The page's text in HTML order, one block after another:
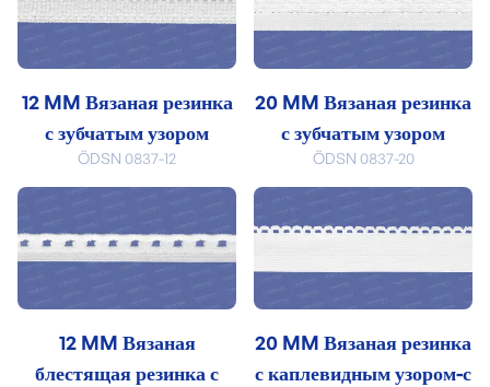
12 MM Вязаная резинка
с зубчатым узором
ÖDSN 0837-12
20 MM Вязаная резинка
с зубчатым узором
ÖDSN 0837-20
12 MM Вязаная
блестящая резинка с
20 MM Вязаная резинка
с каплевидным узором-с